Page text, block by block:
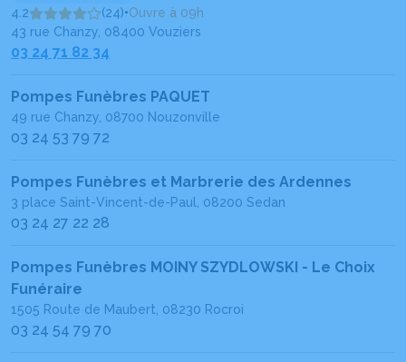
4.2
(24)•Ouvre à 09h
43 rue Chanzy, 08400 Vouziers
03 24 71 82 34
Pompes Funèbres PAQUET
49 rue Chanzy, 08700 Nouzonville
03 24 53 79 72
Pompes Funèbres et Marbrerie des Ardennes
3 place Saint-Vincent-de-Paul, 08200 Sedan
03 24 27 22 28
Pompes Funèbres MOINY SZYDLOWSKI - Le Choix
Funéraire
1505 Route de Maubert, 08230 Rocroi
03 24 54 79 70